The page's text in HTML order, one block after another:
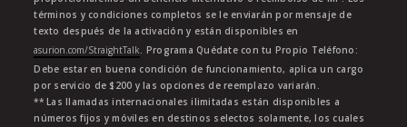
términos y condiciones completos se le enviarán por mensaje de
texto después de la activación y están disponibles en
asurion.com/StraightTalk. Programa Quédate con tu Propio Teléfono:
Debe estar en buena condición de funcionamiento, aplica un cargo
por servicio de $200 y las opciones de reemplazo variarán.
** Las llamadas internacionales ilimitadas están disponibles a
números fijos y móviles en destinos selectos solamente, los cuales